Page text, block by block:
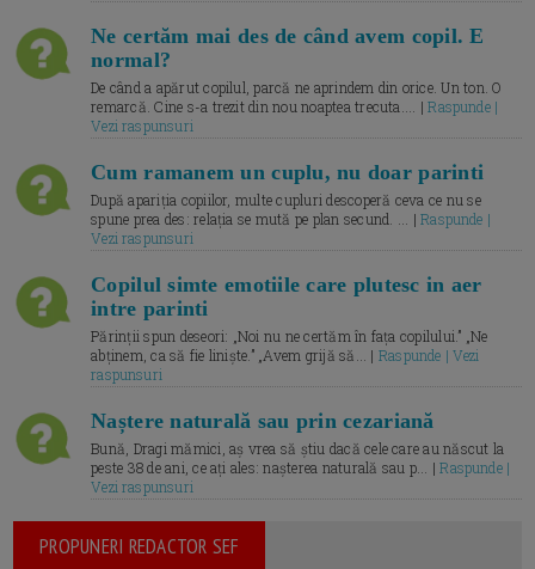
Ne certăm mai des de când avem copil. E
normal?
De când a apărut copilul, parcă ne aprindem din orice. Un ton. O
remarcă. Cine s-a trezit din nou noaptea trecuta.... |Raspunde |
Vezi raspunsuri
Cum ramanem un cuplu, nu doar parinti
După apariția copiilor, multe cupluri descoperă ceva ce nu se
spune prea des: relația se mută pe plan secund. ... |Raspunde |
Vezi raspunsuri
Copilul simte emotiile care plutesc in aer
intre parinti
Părinții spun deseori: „Noi nu ne certăm în fața copilului.” „Ne
abținem, ca să fie liniște.” „Avem grijă să... | Raspunde | Vezi
raspunsuri
Naștere naturală sau prin cezariană
Bună, Dragi mămici, aș vrea să știu dacă cele care au născut la
peste 38 de ani, ce ați ales: nașterea naturală sau p... |Raspunde |
Vezi raspunsuri
PROPUNERI REDACTOR SEF